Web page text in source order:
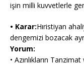
işin milli kuvvetlerle
• Karar:Hıristiyan
dengemizi bozacak
Yorum:
• Azınlıkların